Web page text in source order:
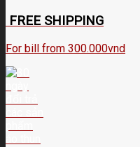
FREE SHIPPING
For bill from 300.000vnd